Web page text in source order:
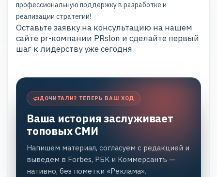
профессиональную поддержку в разработке и
реализации стратегии!
Оставьте заявку на консультацию на нашем
сайте pr-компании PRslon и сделайте первый
шаг к лидерству уже сегодня
ДОЧИТАЛИ? ТЕПЕРЬ ВАШ ХОД
Ваша история заслуживает
топовых СМИ
Напишем материал, согласуем с редакцией и
выведем в Forbes, РБК и Коммерсантъ —
нативно, без пометки «Реклама».